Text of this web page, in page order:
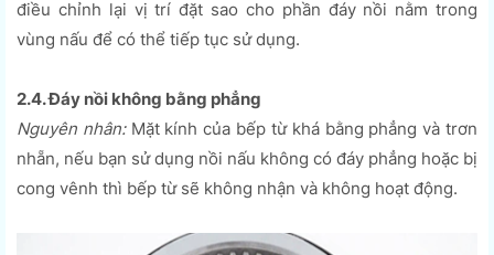
điều chỉnh lại vị trí đặt sao cho phần đáy nồi nằm trong
vùng nấu để có thể tiếp tục sử dụng.
2.4. Đáy nồi không bằng phẳng
Nguyên nhân:Mặt kính của bếp từ khá bằng phẳng và trơn
nhẵn, nếu bạn sử dụng nồi nấu không có đáy phẳng hoặc bị
cong vênh thì bếp từ sẽ không nhận và không hoạt động.